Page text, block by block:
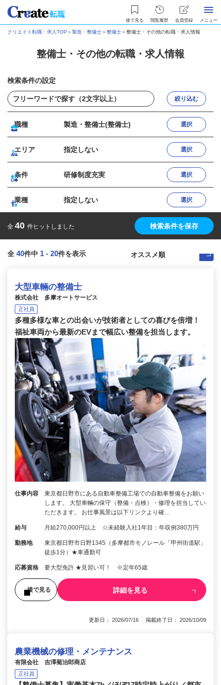
後で見る 閲覧履歴 会員登録 メニュー
クリエイト転職・求人TOP ＞製造・整備士＞整備士＞整備士・その他の転職・求人情報
整備士・その他の転職・求人情報
検索条件の設定
絞り込む
職種 製造・整備士(整備士) 選択
エリア 指定しない 選択
条件 研修制度充実 選択
業種 指定しない 選択
全 40 件ヒットしました 検索条件を保存
全 40件中 1 - 20件を表示
大型車輛の整備士
株式会社 多摩オートサービス
正社員
多種多様な車との出会いが技術者としての喜びを倍増！
福祉車両から最新のEVまで幅広い整備を担当します。
仕事内容
東京都日野市にある自動車整備工場での自動車整備をお願い
します。 大型車輛の保守（整備・点検）・修理を担当してい
ただきます。 お仕事風景は以下リンクより確…
給与 月給270,000円以上 ☆未経験入社1年目：年収例380万円
勤務地
東京都日野市日野1345（多摩都市モノレール「甲州街道駅」
徒歩1分）★車通勤可
応募資格 要大型免許 ★見習い可！ ※定年65歳
後で見る 詳細を見る
更新日： 2026/07/16 掲載終了日： 2026/10/09
農業機械の修理・メンテナンス
有限会社 吉澤菊治郎商店
正社員